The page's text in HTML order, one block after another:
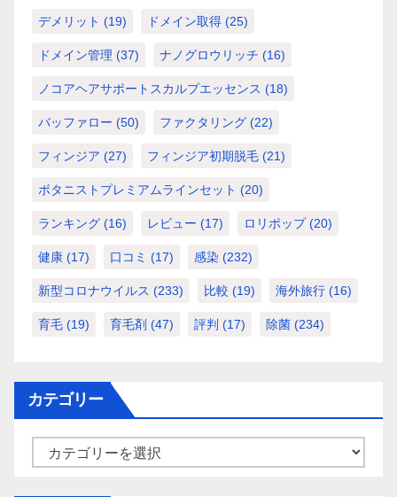
デメリット (19) ドメイン取得 (25)
ドメイン管理 (37) ナノグロウリッチ (16)
ノコアヘアサポートスカルプエッセンス (18)
バッファロー (50) ファクタリング (22)
フィンジア (27) フィンジア初期脱毛 (21)
ボタニストプレミアムラインセット (20)
ランキング (16) レビュー (17) ロリポップ(20)
健康 (17) 口コミ (17) 感染 (232)
新型コロナウイルス (233) 比較 (19) 海外旅行 (16)
育毛 (19) 育毛剤 (47) 評判 (17) 除菌 (234)
カテゴリー